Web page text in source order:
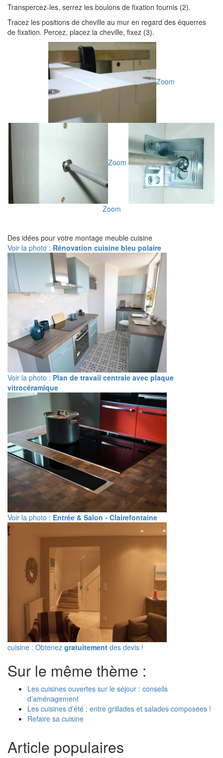
Transpercez-les, serrez les boulons de fixation fournis (2).
Tracez les positions de cheville au mur en regard des équerres
de fixation. Percez, placez la cheville, fixez (3).
Zoom
Zoom
Zoom
Des idées pour votre montage meuble cuisine
Voir la photo : Rénovation cuisine bleu polaire
Voir la photo : Plan de travail centrale avec plaque
vitrocéramique
Voir la photo : Entrée & Salon - Clairefontaine
cuisine : Obtenez gratuitement des devis !
Sur le même thème :
Les cuisines ouvertes sur le séjour : conseils
d’aménagement
Les cuisines d’été : entre grillades et salades composées !
Refaire sa cuisine
Article populaires